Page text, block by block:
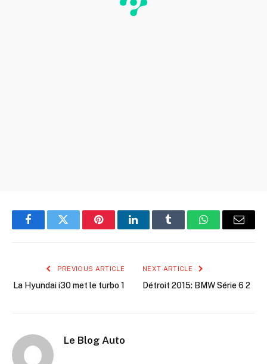
FacebookTwitter PinterestLinkedInTumblr WhatsAppEmail
PREVIOUS ARTICLE
La Hyundai i30 met le turbo 1
NEXT ARTICLE
Détroit 2015: BMW Série 6 2
Le Blog Auto